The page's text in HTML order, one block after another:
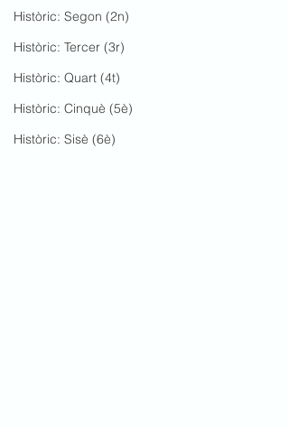
Històric: Segon (2n)
Històric: Tercer (3r)
Històric: Quart (4t)
Històric: Cinquè (5è)
Històric: Sisè (6è)